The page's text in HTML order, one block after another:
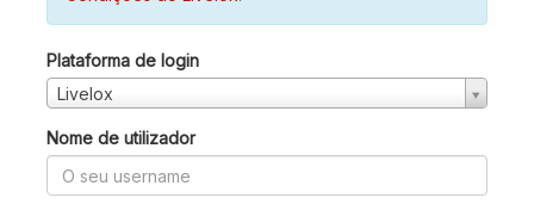
Plataforma de login
Livelox
Nome de utilizador